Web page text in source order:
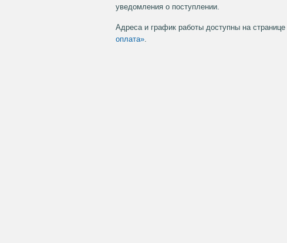
уведомления о поступлении.
Адреса и график работы доступны на странице
оплата».